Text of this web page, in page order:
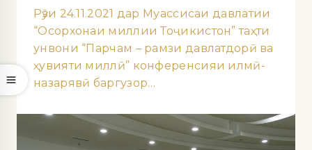
Рӯзи 24.11.2021 дар Муассисаи давлатии
“Осорхонаи миллии Тоҷикистон” таҳти
унвони “Парчам – рамзи давлатдорӣ ва
ҳувияти миллӣ” конференсияи илмӣ-
назарявӣ баргузор…